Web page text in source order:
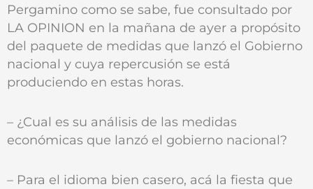
Pergamino como se sabe, fue consultado por
LA OPINION en la mañana de ayer a propósito
del paquete de medidas que lanzó el Gobierno
nacional y cuya repercusión se está
produciendo en estas horas.
– ¿Cual es su análisis de las medidas
económicas que lanzó el gobierno nacional?
– Para el idioma bien casero, acá la fiesta que